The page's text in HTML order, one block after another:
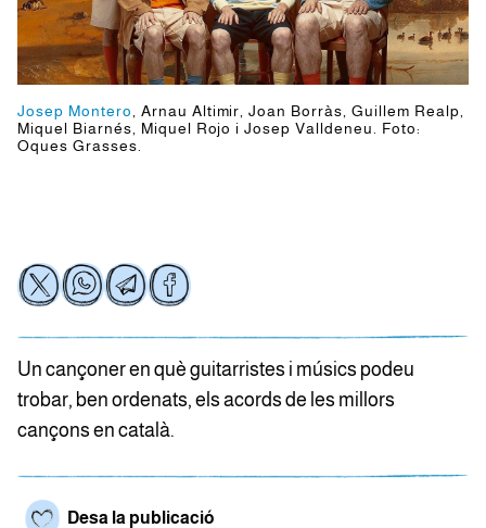
Josep Montero
, Arnau Altimir, Joan Borràs, Guillem Realp,
Miquel Biarnés, Miquel Rojo i Josep Valldeneu. Foto:
Oques Grasses.
Un cançoner en què guitarristes i músics podeu
trobar, ben ordenats, els acords de les millors
cançons en català.
Desa la publicació